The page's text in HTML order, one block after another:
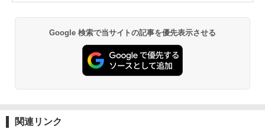
Google 検索で当サイトの記事を優先表示させる
関連リンク